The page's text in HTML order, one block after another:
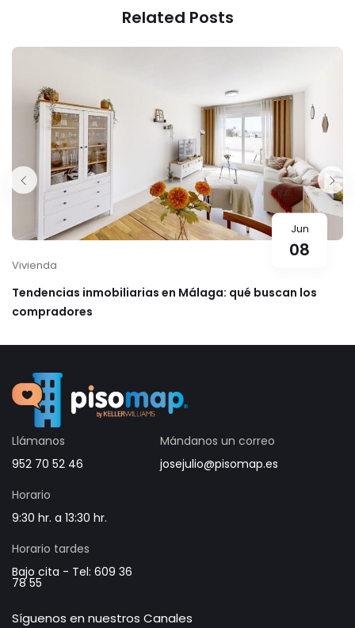
Related Posts
Jun
08
Vivienda
Tendencias inmobiliarias en Málaga: qué buscan los
compradores
Llámanos
952 70 52 46
Mándanos un correo
josejulio@pisomap.es
Horario
9:30 hr. a 13:30 hr.
Horario tardes
Bajo cita - Tel: 609 36
78 55
Síguenos en nuestros Canales